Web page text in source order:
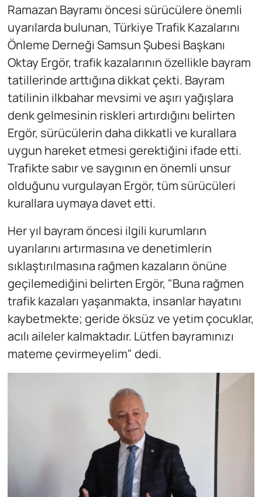
Ramazan Bayramı öncesi sürücülere önemli
uyarılarda bulunan, Türkiye Trafik Kazalarını
Önleme Derneği Samsun Şubesi Başkanı
Oktay Ergör, trafik kazalarının özellikle bayram
tatillerinde arttığına dikkat çekti. Bayram
tatilinin ilkbahar mevsimi ve aşırı yağışlara
denk gelmesinin riskleri artırdığını belirten
Ergör, sürücülerin daha dikkatli ve kurallara
uygun hareket etmesi gerektiğini ifade etti.
Trafikte sabır ve saygının en önemli unsur
olduğunu vurgulayan Ergör, tüm sürücüleri
kurallara uymaya davet etti.
Her yıl bayram öncesi ilgili kurumların
uyarılarını artırmasına ve denetimlerin
sıklaştırılmasına rağmen kazaların önüne
geçilemediğini belirten Ergör, "Buna rağmen
trafik kazaları yaşanmakta, insanlar hayatını
kaybetmekte; geride öksüz ve yetim çocuklar,
acılı aileler kalmaktadır. Lütfen bayramınızı
mateme çevirmeyelim" dedi.